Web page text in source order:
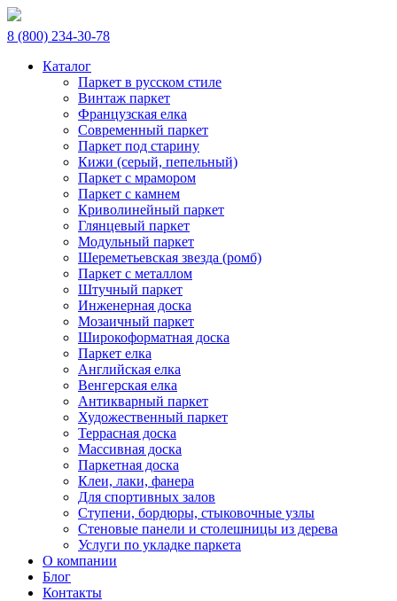
8 (800) 234-30-78
Каталог
Паркет в русском стиле
Винтаж паркет
Французская елка
Современный паркет
Паркет под старину
Кижи (серый, пепельный)
Паркет с мрамором
Паркет с камнем
Криволинейный паркет
Глянцевый паркет
Модульный паркет
Шереметьевская звезда (ромб)
Паркет с металлом
Штучный паркет
Инженерная доска
Мозаичный паркет
Широкоформатная доска
Паркет елка
Английская елка
Венгерская елка
Антикварный паркет
Художественный паркет
Террасная доска
Массивная доска
Паркетная доска
Клеи, лаки, фанера
Для спортивных залов
Ступени, бордюры, стыковочные узлы
Стеновые панели и столешницы из дерева
Услуги по укладке паркета
О компании
Блог
Контакты